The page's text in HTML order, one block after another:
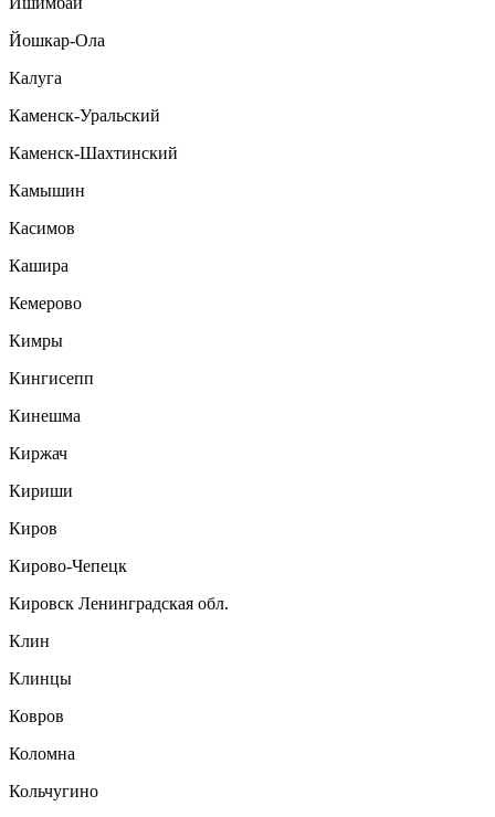
Йошкар-Ола
Калуга
Каменск-Уральский
Каменск-Шахтинский
Камышин
Касимов
Кашира
Кемерово
Кимры
Кингисепп
Кинешма
Киржач
Кириши
Киров
Кирово-Чепецк
Кировск Ленинградская обл.
Клин
Клинцы
Ковров
Коломна
Кольчугино